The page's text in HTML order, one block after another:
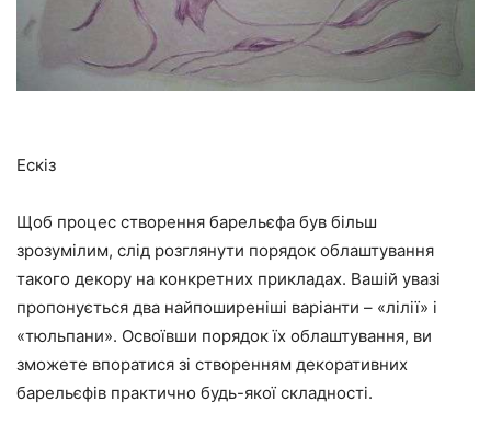
Ескіз
Щоб процес створення барельєфа був більш
зрозумілим, слід розглянути порядок облаштування
такого декору на конкретних прикладах. Вашій увазі
пропонується два найпоширеніші варіанти – «лілії» і
«тюльпани». Освоївши порядок їх облаштування, ви
зможете впоратися зі створенням декоративних
барельєфів практично будь-якої складності.